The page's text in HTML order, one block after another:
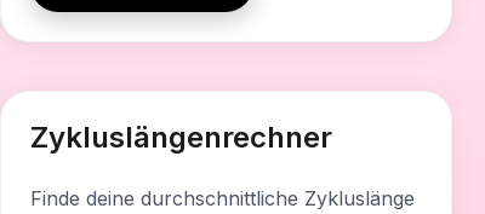
Zykluslängenrechner
Finde deine durchschnittliche Zykluslänge
Was dieses Tool enthält
Durchschnittliche Zykluslänge
Zyklusspanne und Schwankungen